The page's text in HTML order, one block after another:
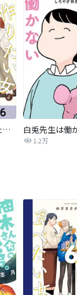
作りたい女と食べたい女【分冊版】
1.2万